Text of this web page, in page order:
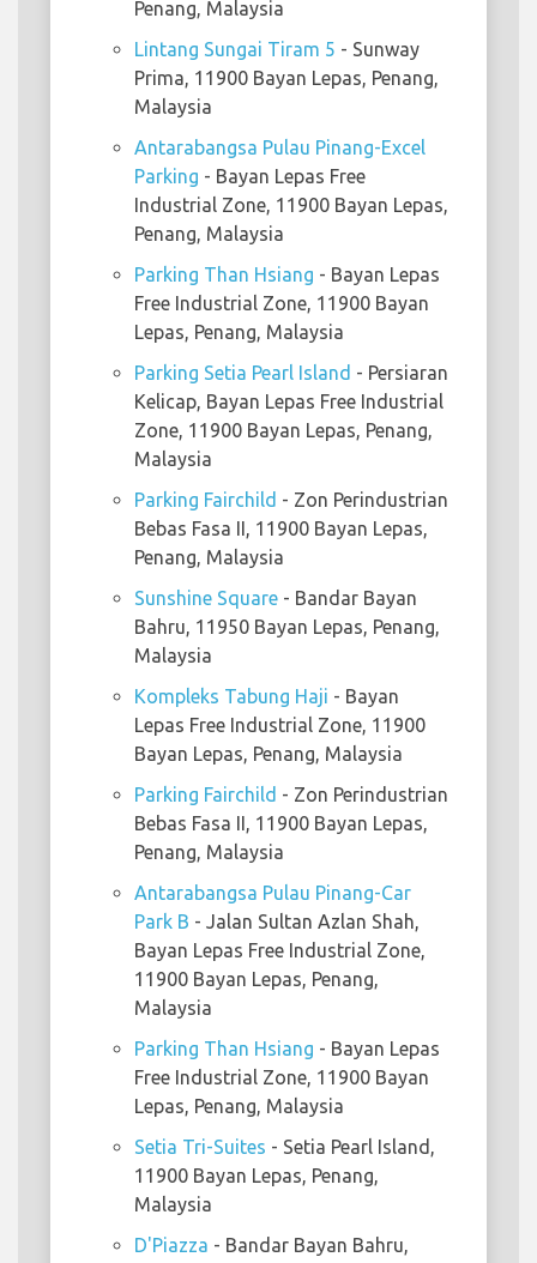
Penang, Malaysia
Lintang Sungai Tiram 5 - Sunway
Prima, 11900 Bayan Lepas, Penang,
Malaysia
Antarabangsa Pulau Pinang-Excel
Parking - Bayan Lepas Free
Industrial Zone, 11900 Bayan Lepas,
Penang, Malaysia
Parking Than Hsiang - Bayan Lepas
Free Industrial Zone, 11900 Bayan
Lepas, Penang, Malaysia
Parking Setia Pearl Island - Persiaran
Kelicap, Bayan Lepas Free Industrial
Zone, 11900 Bayan Lepas, Penang,
Malaysia
Parking Fairchild - Zon Perindustrian
Bebas Fasa II, 11900 Bayan Lepas,
Penang, Malaysia
Sunshine Square - Bandar Bayan
Bahru, 11950 Bayan Lepas, Penang,
Malaysia
Kompleks Tabung Haji - Bayan
Lepas Free Industrial Zone, 11900
Bayan Lepas, Penang, Malaysia
Parking Fairchild - Zon Perindustrian
Bebas Fasa II, 11900 Bayan Lepas,
Penang, Malaysia
Antarabangsa Pulau Pinang-Car
Park B - Jalan Sultan Azlan Shah,
Bayan Lepas Free Industrial Zone,
11900 Bayan Lepas, Penang,
Malaysia
Parking Than Hsiang - Bayan Lepas
Free Industrial Zone, 11900 Bayan
Lepas, Penang, Malaysia
Setia Tri-Suites - Setia Pearl Island,
11900 Bayan Lepas, Penang,
Malaysia
D'Piazza - Bandar Bayan Bahru,